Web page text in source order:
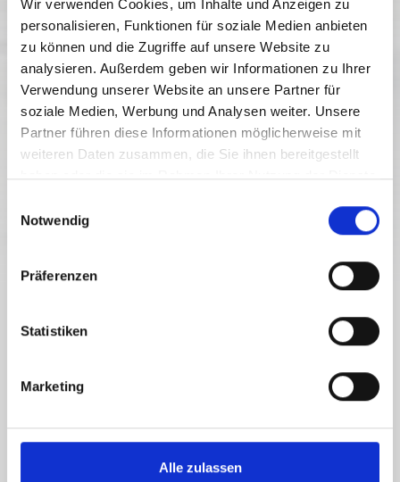
Wir verwenden Cookies, um Inhalte und Anzeigen zu
personalisieren, Funktionen für soziale Medien anbieten
zu können und die Zugriffe auf unsere Website zu
analysieren. Außerdem geben wir Informationen zu Ihrer
Verwendung unserer Website an unsere Partner für
soziale Medien, Werbung und Analysen weiter. Unsere
Partner führen diese Informationen möglicherweise mit
weiteren Daten zusammen, die Sie ihnen bereitgestellt
haben oder die sie im Rahmen Ihrer Nutzung der Dienste
Notwendig
Präferenzen
Statistiken
Marketing
Alle zulassen
JEDINEČNÁ VYHLÍDKOVÁ MÍSTA
Prostě „wow“! Při pohledu na panorama hor v naší lyžařské
z výhledu, který nesnese srovnání, se vám úplně tají dech.